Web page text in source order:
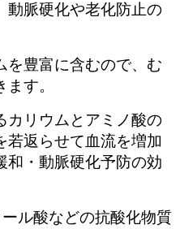
動脈硬化や老化防止の
を豊富に含むので、む
す。
カリウムとアミノ酸の
若返らせて血流を増加
和・動脈硬化予防の効
ル酸などの抗酸化物質